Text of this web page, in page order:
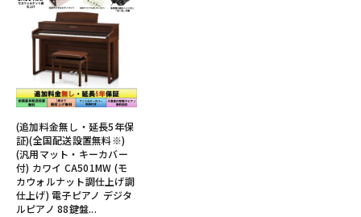
(追加料金無し・延長5年保
証)(全国配送設置無料※)
(汎用マット・キーカバー
付) カワイ CA501MW (モ
カウォルナット調仕上げ調
仕上げ) 電子ピアノ デジタ
ルピアノ 88鍵盤...